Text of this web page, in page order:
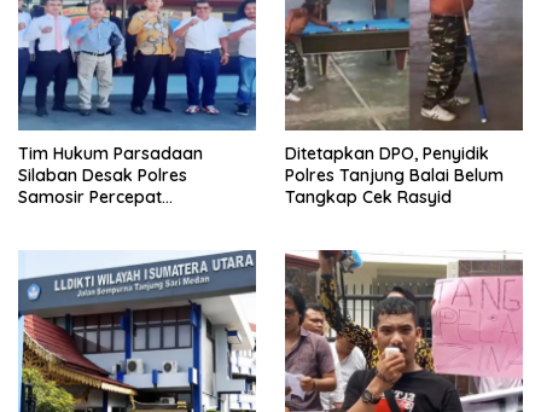
Tim Hukum Parsadaan
Silaban Desak Polres
Samosir Percepat
Ditetapkan DPO, Penyidik
Polres Tanjung Balai Belum
Tangkap Cek Rasyid